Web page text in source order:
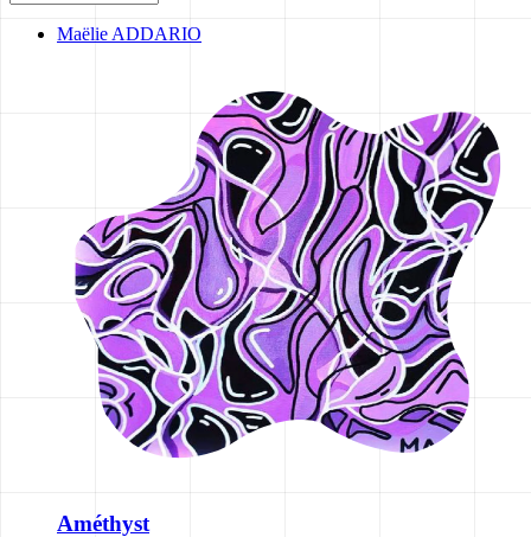
Maëlie ADDARIO
Améthyst